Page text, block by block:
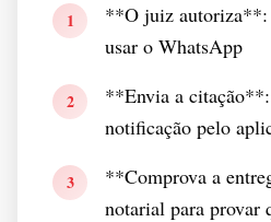
1
**O juiz autoriza**:
usar o WhatsApp
2
**Envia a
notificação pelo
3
**Comprova a
notarial para provar